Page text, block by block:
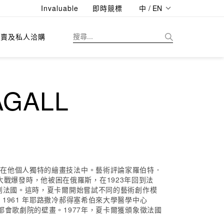
Invaluable 即時競標 中 / EN
及私人洽購
個人獨特的繪畫技法中。藝術評論家羅伯特．
爆發時，他被困在俄羅斯，在1923年回到法
國。這時，夏卡爾開始嘗試不同的藝術創作模
年耶路撒冷郝得塞希伯來大學醫學中心
歌劇院的壁畫。1977年，夏卡爾獲頒象徵法國